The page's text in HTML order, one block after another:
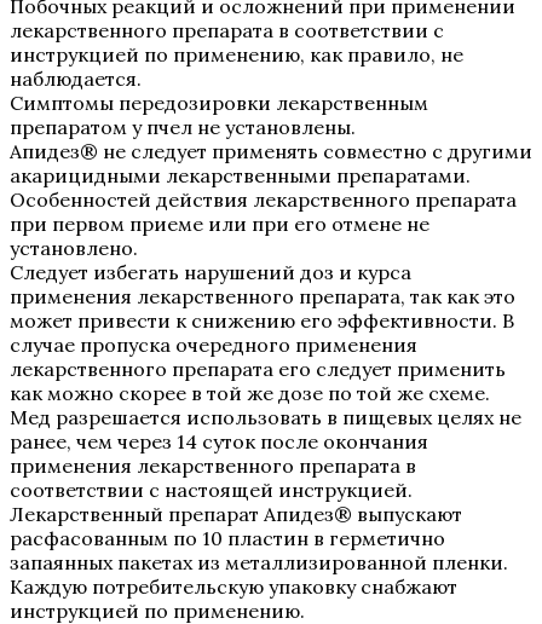
Побочных реакций и осложнений при применении
лекарственного препарата в соответствии с
инструкцией по применению, как правило, не
наблюдается.
Симптомы передозировки лекарственным
препаратом у пчел не установлены.
Апидез® не следует применять совместно с другими
акарицидными лекарственными препаратами.
Особенностей действия лекарственного препарата
при первом приеме или при его отмене не
установлено.
Следует избегать нарушений доз и курса
применения лекарственного препарата, так как это
может привести к снижению его эффективности. В
случае пропуска очередного применения
лекарственного препарата его следует применить
как можно скорее в той же дозе по той же схеме.
Мед разрешается использовать в пищевых целях не
ранее, чем через 14 суток после окончания
применения лекарственного препарата в
соответствии с настоящей инструкцией.
Лекарственный препарат Апидез® выпускают
расфасованным по 10 пластин в герметично
запаянных пакетах из металлизированной пленки.
Каждую потребительскую упаковку снабжают
инструкцией по применению.